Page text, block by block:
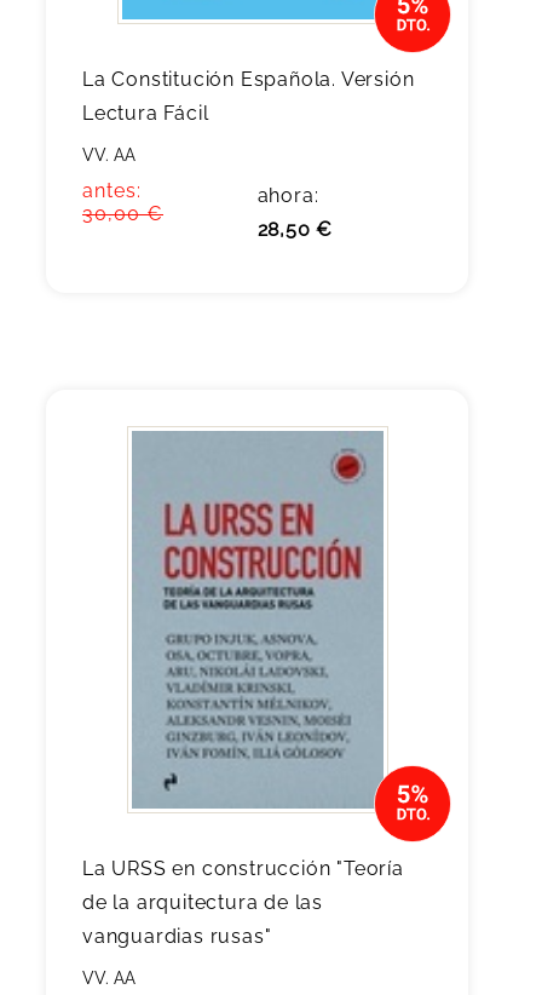
La Constitución Española. Versión
Lectura Fácil
VV. AA
antes:
30,00 €
ahora:
28,50 €
La URSS en construcción "Teoría
de la arquitectura de las
vanguardias rusas"
VV. AA